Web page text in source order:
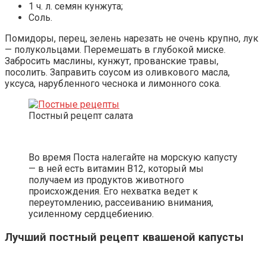
1 ч. л. семян кунжута;
Соль.
Помидоры, перец, зелень нарезать не очень крупно, лук
— полукольцами. Перемешать в глубокой миске.
Забросить маслины, кунжут, прованские травы,
посолить. Заправить соусом из оливкового масла,
уксуса, нарубленного чеснока и лимонного сока.
Постный рецепт салата
Во время Поста налегайте на морскую капусту
— в ней есть витамин В12, который мы
получаем из продуктов животного
происхождения. Его нехватка ведет к
переутомлению, рассеиванию внимания,
усиленному сердцебиению.
Лучший постный рецепт квашеной капусты